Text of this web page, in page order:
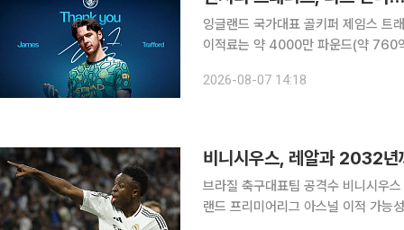
잉글랜드 국가대표 골키퍼 제임스 트
이적료는 약 4000만 파운드(약 760억원)
년이다. 구단은 정확한 이적료를 공개
2026-08-07 14:18
비니시우스, 레알과 2032
브라질 축구대표팀 공격수 비니시우
랜드 프리미어리그 아스널 이적 가능성도 사실상 사라졌다. 레